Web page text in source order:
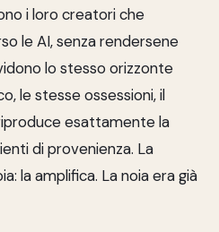
i loro creatori che
le AI, senza rendersene
lo stesso orizzonte
le stesse ossessioni, il
esattamente la
di provenienza. La
la amplifica. La noia era già